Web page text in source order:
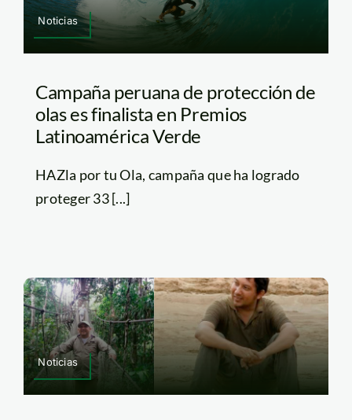
Noticias
Campaña peruana de protección de
olas es finalista en Premios
Latinoamérica Verde
HAZla por tu Ola, campaña que ha logrado
proteger 33 [...]
Noticias